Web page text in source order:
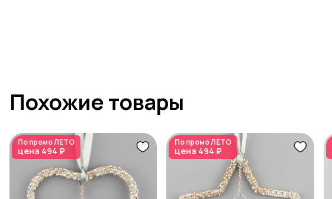
Похожие товары
По промоЛЕТО
цена 494 ₽
По промоЛЕТО
цена 494 ₽